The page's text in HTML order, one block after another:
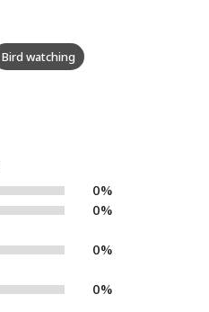
Bird watching
0%
0%
0%
0%